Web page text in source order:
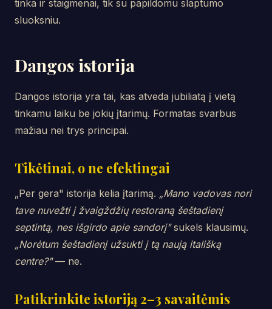
tinka ir staigmenai, tik su papildomu slaptumo
sluoksniu.
Dangos istorija
Dangos istorija yra tai, kas atveda jubiliatą į vietą
tinkamu laiku be jokių įtarimų. Formatas svarbus
mažiau nei trys principai.
Tikėtinai, o ne efektingai
„Per gera" istorija kelia įtarimą. „Mano vadovas nori
tave nuvežti į žvaigždžių restoraną šeštadienį
septintą, nes išgirdo apie sandorį"sukels klausimų.
„Norėtum šeštadienį užsukti į tą naują itališką
centre?"— ne.
Patikrinkite istoriją 2–3 savaitėmis